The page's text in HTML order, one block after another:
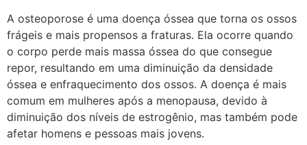
A osteoporose é uma doença óssea que torna os ossos
frágeis e mais propensos a fraturas. Ela ocorre quando
o corpo perde mais massa óssea do que consegue
repor, resultando em uma diminuição da densidade
óssea e enfraquecimento dos ossos. A doença é mais
comum em mulheres após a menopausa, devido à
diminuição dos níveis de estrogênio, mas também pode
afetar homens e pessoas mais jovens.